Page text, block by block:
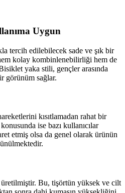
Uygun
tercih edilebilecek sade ve şık bir
kolay kombinlenebilirliği hem de
yaka stili, gençler arasında
görünüm sağlar.
kısıtlamadan rahat bir
ise bazı kullanıcılar
etmiş olsa da genel olarak ürünün
Bu, tişörtün yüksek ve cilt